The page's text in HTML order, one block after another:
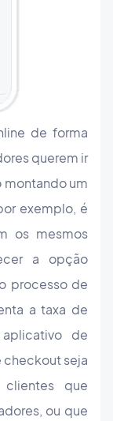
de forma
querem ir
um
exemplo, é
os mesmos
a opção
processo de
a taxa de
de
checkout seja
que
ou que